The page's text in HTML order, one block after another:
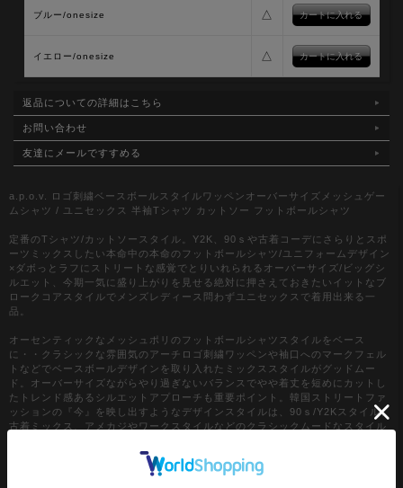
ブルー/onesize △
イエロー/onesize △
返品についての詳細はこちら
お問い合わせ
友達にメールですすめる
a.p.o.v. ロゴ刺繍ベースボールスタイルワッペンオーバーサイズメッシュゲー
ムシャツ / ユニセックス 半袖Tシャツ カットソー フットボールシャツ
定番のTシャツ/カットソースタイル。Y2K、90ｓや古着コーデにさらりとスポ
ーツミックスしたい本命中の本命のフットボールシャツ/ユニフォームデザイン
×ダボっとラフにストリートな感覚でとりいれられるオーバーサイズ/ビッグシ
ルエット、今期一気に盛り上がりを見せる絶対に押さえておきたいイットなブ
ロークコアスタイルでメンズレディース問わずユニセックスで着用出来る一
品。
オーセンティックなメッシュポリのフットボールシャツスタイルをベース
に・・クラシックな雰囲気のアーチロゴ刺繍ワッペンや袖口へのマークフェル
トなどでベースボールデザインを取り入れたミックススタイルがグッドムー
ド。オーバーサイズながらやり過ぎないバランスでやや着丈を短めにカットし
たトレンド感あるシルエットアプローチも重要ポイント。韓国ストリートファ
ッションの『今』を映し出すようなデザインスタイルは、90ｓ/Y2Kスタイル、
古着ミックス、アメカジやワークスタイルなどのクラシックムードなスタイル
全般、さらにはモードスタイルやキレイメなどのハズシアイテムやアクセント